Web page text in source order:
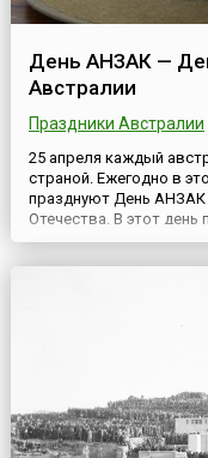
День АНЗАК —
Австралии
Праздники Австралии
25 апреля каждый
страной. Ежегодно в
празднуют День АНЗАК
Отечества. В этот день
странах, проходят
погибшим в